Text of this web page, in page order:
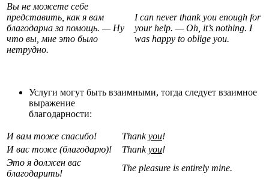
Вы не можете себе
представить, как я вам
благодарна за помощь. — Ну
что вы, мне это было
нетрудно.
I can never thank you enough for
your help. — Oh, it’s nothing. I
was happy to oblige you.
Услуги могут быть взаимными, тогда следует взаимное
выражение
благодарности:
И вам тоже спасибо! Thankyou!
И вас тоже (благодарю)!
Thankyou!
Это я должен вас
благодарить!
The pleasure is entirely mine.